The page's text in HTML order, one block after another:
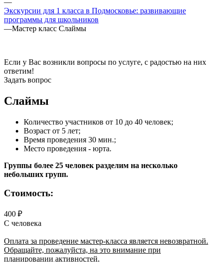
Экскурсии для 1 класса в Подмосковье: развивающие
программы для школьников
—Мастер класс Слаймы
Если у Вас возникли вопросы по услуге, с радостью на них
ответим!
Задать вопрос
Слаймы
Количество участников от 10 до 40 человек;
Возраст от 5 лет;
Время проведения 30 мин.;
Место проведения - юрта.
Группы более 25 человек разделим на несколько
небольших групп.
Стоимость:
400 ₽
С человека
Оплата за проведение мастер-класса является невозвратной.
Обращайте, пожалуйста, на это внимание при
планировании активностей.